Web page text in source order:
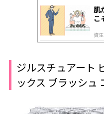
肌
こ
資生
ジルスチュアート
ックス ブラッシュ